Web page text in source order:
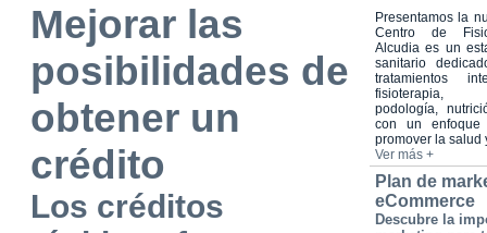
Mejorar las
posibilidades de
obtener un
crédito
Los créditos
Presentamos la
Centro de
Alcudia es un
sanitario
tratamientos
fisioterapia,
podología,
con un enfoque
promover la salud
Ver más +
Plan de
eCommerce
Descubre la